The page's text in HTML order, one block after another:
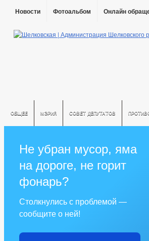
Новости Фотоальбом Онлайн
ОБЩЕЕ МЭРИЯ СОВЕТ ДЕПУТАТОВ
Не убран мусор, яма
на дороге, не горит
фонарь?
Столкнулись с проблемой —
сообщите о ней!